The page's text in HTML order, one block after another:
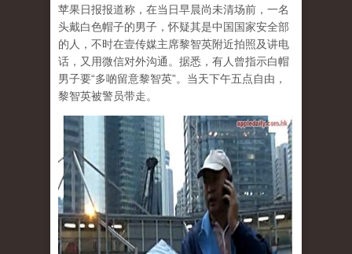
苹果日报报道称，在当日早晨尚未清场前，一名
头戴白色帽子的男子，怀疑其是中国国家安全部
的人，不时在壹传媒主席黎智英附近拍照及讲电
话，又用微信对外沟通。据悉，有人曾指示白帽
男子要“多啲留意黎智英”。当天下午五点自由，
黎智英被警员带走。